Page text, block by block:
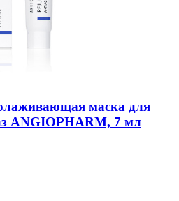
маска для
ANGIOPHARM, 7 мл